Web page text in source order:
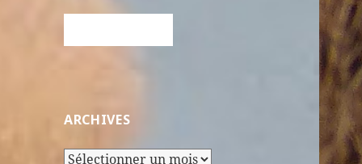
ARCHIVES
Archives